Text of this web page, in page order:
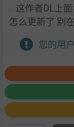
这作者DL上
怎么更新了 别
您的用